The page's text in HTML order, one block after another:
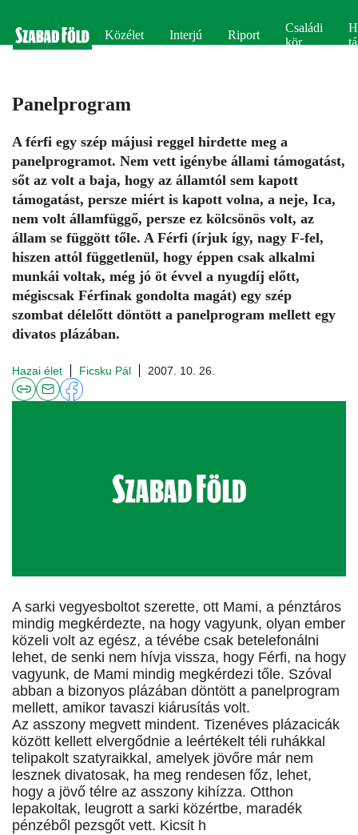
Közélet Interjú Riport
Családi
kör
Panelprogram
A férfi egy szép májusi reggel hirdette meg a
panelprogramot. Nem vett igénybe állami támogatást,
sőt az volt a baja, hogy az államtól sem kapott
támogatást, persze miért is kapott volna, a neje, Ica,
nem volt államfüggő, persze ez kölcsönös volt, az
állam se függött tőle. A Férfi (írjuk így, nagy F-fel,
hiszen attól függetlenül, hogy éppen csak alkalmi
munkái voltak, még jó öt évvel a nyugdíj előtt,
mégiscsak Férfinak gondolta magát) egy szép
szombat délelőtt döntött a panelprogram mellett egy
divatos plázában.
Hazai élet Ficsku Pál 2007. 10. 26.
A sarki vegyesboltot szerette, ott Mami, a pénztáros
mindig megkérdezte, na hogy vagyunk, olyan ember
közeli volt az egész, a tévébe csak betelefonálni
lehet, de senki nem hívja vissza, hogy Férfi, na hogy
vagyunk, de Mami mindig megkérdezi tőle. Szóval
abban a bizonyos plázában döntött a panelprogram
mellett, amikor tavaszi kiárusítás volt.
Az asszony megvett mindent. Tizenéves plázacicák
között kellett elvergődnie a leértékelt téli ruhákkal
telipakolt szatyraikkal, amelyek jövőre már nem
lesznek divatosak, ha meg rendesen főz, lehet,
hogy a jövő télre az asszony kihízza. Otthon
lepakoltak, leugrott a sarki közértbe, maradék
pénzéből pezsgőt vett. Kicsit h